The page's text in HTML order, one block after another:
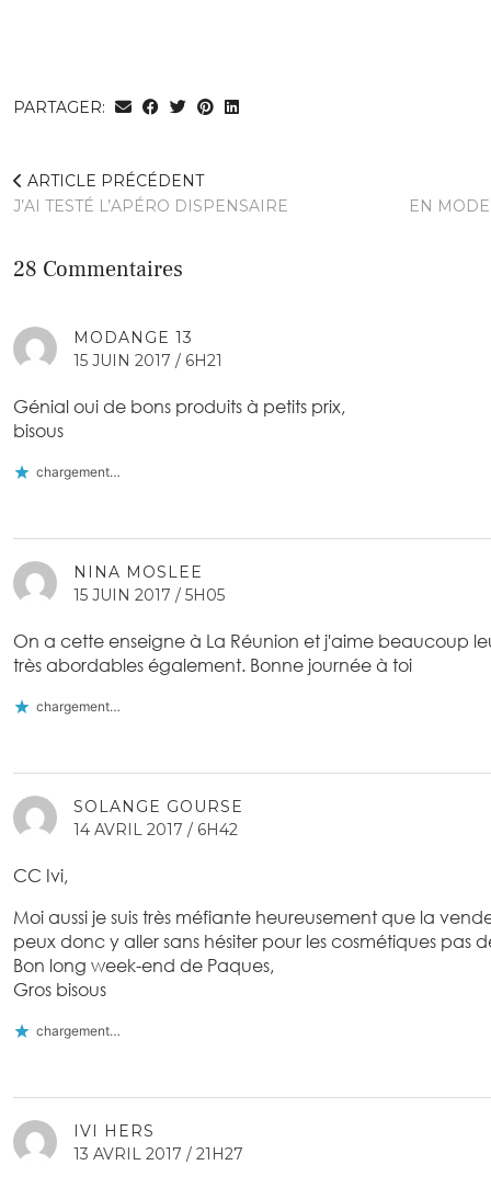
PARTAGER:
ARTICLE PRÉCÉDENT
J’AI TESTÉ L’APÉRO DISPENSAIRE
EN
28 Commentaires
MODANGE 13
15 JUIN 2017 / 6H21
Génial oui de bons produits à petits prix,
bisous
chargement…
NINA MOSLEE
15 JUIN 2017 / 5H05
On a cette enseigne à La Réunion et j'aime beaucoup
très abordables également. Bonne journée à toi
chargement…
SOLANGE GOURSE
14 AVRIL 2017 / 6H42
CC Ivi,
Moi aussi je suis très méfiante heureusement que la
peux donc y aller sans hésiter pour les cosmétiques pas
Bon long week-end de Paques,
Gros bisous
chargement…
IVI HERS
13 AVRIL 2017 / 21H27